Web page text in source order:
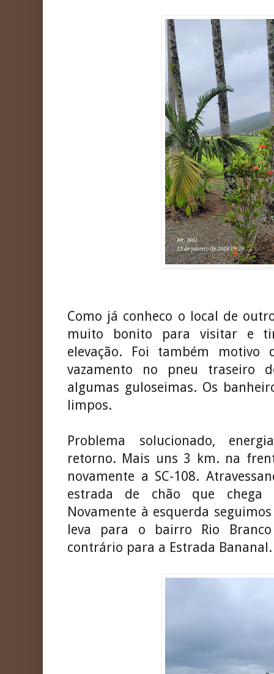
Como já conheco o local de
muito bonito para visitar e
elevação. Foi também motivo
vazamento no pneu traseiro
algumas guloseimas. Os
limpos.
Problema solucionado,
retorno. Mais uns 3 km. na
novamente a SC-108.
estrada de chão que
Novamente à esquerda
leva para o bairro Rio
contrário para a Estrada Bananal.